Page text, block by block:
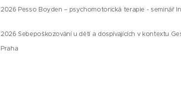
2026 Pesso Boyden – psychomotorická terapie - seminář
2026 Sebepoškozování u dětí a dospívajících v kontextu
Praha